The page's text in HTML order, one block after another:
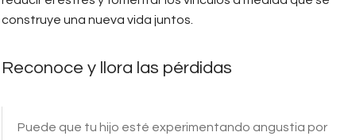
construye una nueva vida juntos.
Reconoce y llora las pérdidas
Puede que tu hijo esté experimentando angustia por